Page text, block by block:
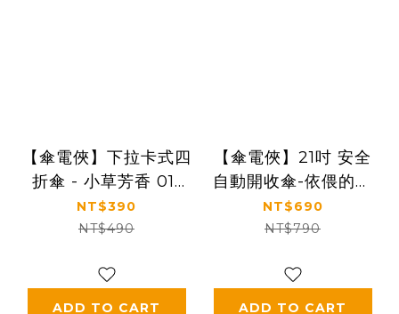
【傘電俠】下拉卡式四
折傘 - 小草芳香 01-
530483-05
NT$390
NT$490
ADD TO CART
【傘電俠】21吋 安全
自動開收傘-依偎的小
鳥 01-540136
NT$690
NT$790
ADD TO CART